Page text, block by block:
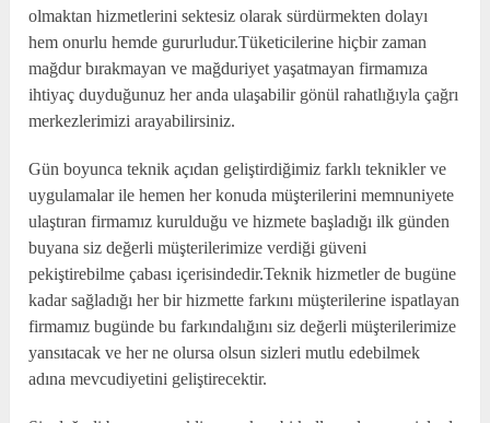
olmaktan hizmetlerini sektesiz olarak sürdürmekten dolayı
hem onurlu hemde gururludur.Tüketicilerine hiçbir zaman
mağdur bırakmayan ve mağduriyet yaşatmayan firmamıza
ihtiyaç duyduğunuz her anda ulaşabilir gönül rahatlığıyla çağrı
merkezlerimizi arayabilirsiniz.
Gün boyunca teknik açıdan geliştirdiğimiz farklı teknikler ve
uygulamalar ile hemen her konuda müşterilerini memnuniyete
ulaştıran firmamız kurulduğu ve hizmete başladığı ilk günden
buyana siz değerli müşterilerimize verdiği güveni
pekiştirebilme çabası içerisindedir.Teknik hizmetler de bugüne
kadar sağladığı her bir hizmette farkını müşterilerine ispatlayan
firmamız bugünde bu farkındalığını siz değerli müşterilerimize
yansıtacak ve her ne olursa olsun sizleri mutlu edebilmek
adına mevcudiyetini geliştirecektir.